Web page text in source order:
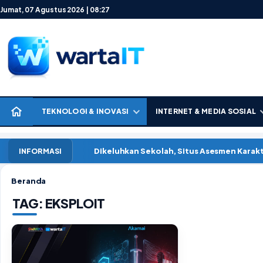
Lewati ke konten
Jumat, 07 Agustus 2026 | 08:27
TEKNOLOGI & INOVASI INTERNET & MEDIA SOSIAL
INFORMASI Dikeluhkan Sekolah, Situs Asesmen
Beranda
TAG: EKSPLOIT